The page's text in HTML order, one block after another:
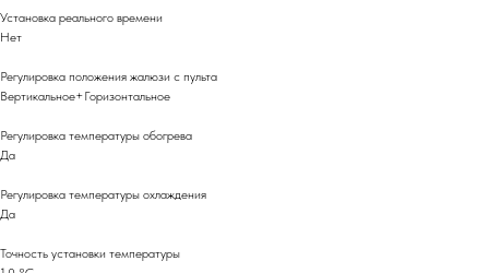
Установка реального времени
Нет
Регулировка положения жалюзи с пульта
Вертикальное+Горизонтальное
Регулировка температуры обогрева
Да
Регулировка температуры охлаждения
Да
Точность установки температуры